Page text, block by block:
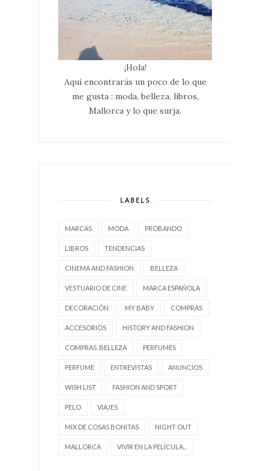
¡Hola!
Aquí encontrarás un poco de lo que
me gusta : moda, belleza, libros,
Mallorca y lo que surja.
LABELS
MARCAS MODA PROBANDO
LIBROS TENDENCIAS
CINEMA AND FASHION BELLEZA
VESTUARIO DE CINE MARCA ESPAÑOLA
DECORACIÓN MY BABY COMPRAS
ACCESORIOS HISTORY AND FASHION
COMPRAS. BELLEZA PERFUMES
PERFUME ENTREVISTAS ANUNCIOS
WISH LIST FASHION AND SPORT
PELO VIAJES
MIX DE COSAS BONITAS NIGHT OUT
MALLORCA VIVIR EN LA PELÍCULA...